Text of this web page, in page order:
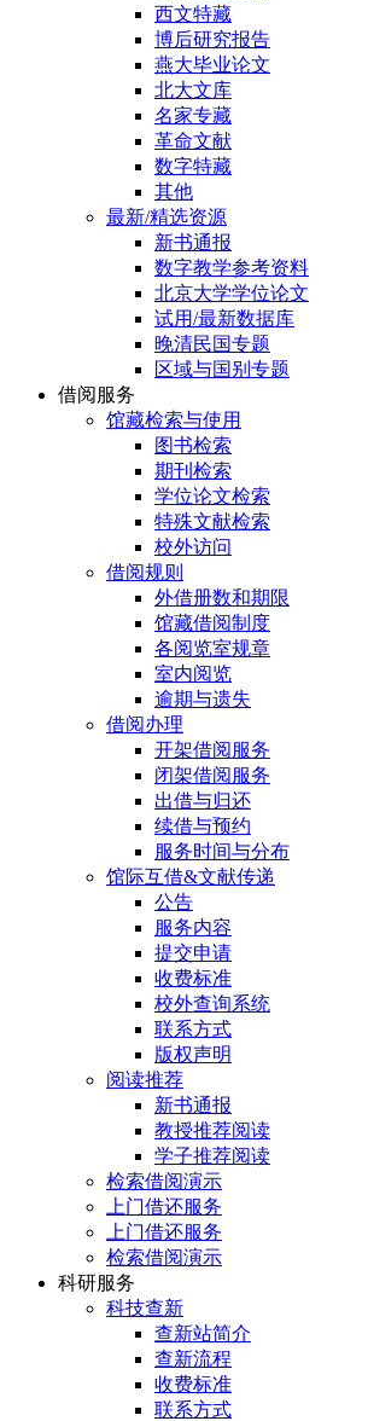
西文特藏
博后研究报告
燕大毕业论文
北大文库
名家专藏
革命文献
数字特藏
其他
最新/精选资源
新书通报
数字教学参考资料
北京大学学位论文
试用/最新数据库
晚清民国专题
区域与国别专题
借阅服务
馆藏检索与使用
图书检索
期刊检索
学位论文检索
特殊文献检索
校外访问
借阅规则
外借册数和期限
馆藏借阅制度
各阅览室规章
室内阅览
逾期与遗失
借阅办理
开架借阅服务
闭架借阅服务
出借与归还
续借与预约
服务时间与分布
馆际互借&文献传递
公告
服务内容
提交申请
收费标准
校外查询系统
联系方式
版权声明
阅读推荐
新书通报
教授推荐阅读
学子推荐阅读
检索借阅演示
上门借还服务
上门借还服务
检索借阅演示
科研服务
科技查新
查新站简介
查新流程
收费标准
联系方式